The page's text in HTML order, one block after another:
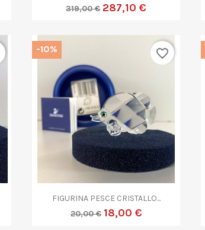
319,00 € 287,10 €
 Anteprima
FIGURINA PESCE CRISTALLO...
20,00 € 18,00 €
-10% favorite_border